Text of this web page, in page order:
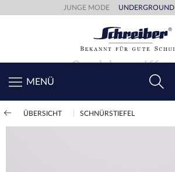
JUNGE MODE UNDERGROUND
MENÜ
ÜBERSICHT SCHNÜRSTIEFEL